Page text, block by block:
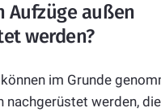
Aufzüge außen
werden?
im Grunde
nachgerüstet werden,